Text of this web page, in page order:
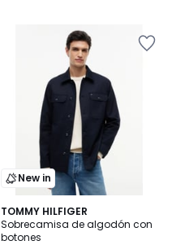
New in
TOMMY HILFIGER
Sobrecamisa de algodón con
botones